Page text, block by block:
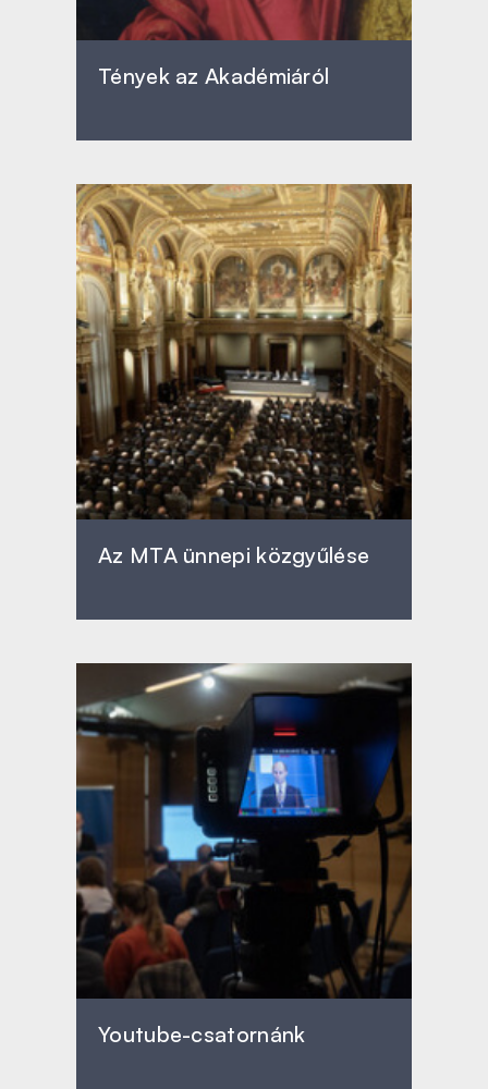
Tények az Akadémiáról
Az MTA ünnepi közgyűlése
Youtube-csatornánk